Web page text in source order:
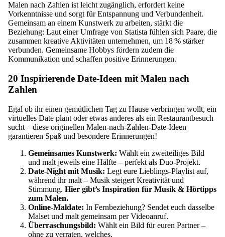
Malen nach Zahlen ist leicht zugänglich, erfordert keine
Vorkenntnisse und sorgt für Entspannung und Verbundenheit.
Gemeinsam an einem Kunstwerk zu arbeiten, stärkt die
Beziehung: Laut einer Umfrage von Statista fühlen sich Paare, die
zusammen kreative Aktivitäten unternehmen, um 18 % stärker
verbunden. Gemeinsame Hobbys fördern zudem die
Kommunikation und schaffen positive Erinnerungen.
20 Inspirierende Date-Ideen mit Malen nach
Zahlen
Egal ob ihr einen gemütlichen Tag zu Hause verbringen wollt, ein
virtuelles Date plant oder etwas anderes als ein Restaurantbesuch
sucht – diese originellen Malen-nach-Zahlen-Date-Ideen
garantieren Spaß und besondere Erinnerungen!
Gemeinsames Kunstwerk: Wählt ein zweiteiliges Bild
und malt jeweils eine Hälfte – perfekt als Duo-Projekt.
Date-Night mit Musik: Legt eure Lieblings-Playlist auf,
während ihr malt – Musik steigert Kreativität und
Stimmung. Hier gibt’s Inspiration für Musik & Hörtipps
zum Malen.
Online-Maldate: In Fernbeziehung? Sendet euch dasselbe
Malset und malt gemeinsam per Videoanruf.
Überraschungsbild: Wählt ein Bild für euren Partner –
ohne zu verraten, welches.